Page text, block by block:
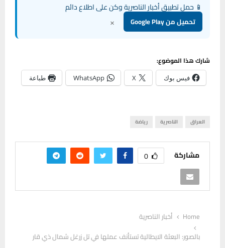
📱 حمل تطبيق أخبار الناصرية وكن على اطلاع دائم
تحميل من Google Play ×
شارك هذا الموضوع:
فيس بوك X
WhatsApp طباعة
العراق الناصرية رياضة
مشاركة 0
Home
أخبار الناصرية
بالصور: البعثة الايطالية تستأنف عملها في تل زرغل شمال ذي قار